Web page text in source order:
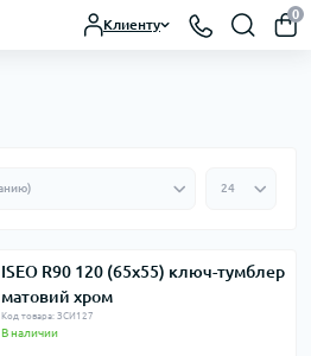
Клиенту
0
ISEO R90 120 (65х55) ключ-тумблер
матовий хром
Код товара: ЗСИ127
В наличии